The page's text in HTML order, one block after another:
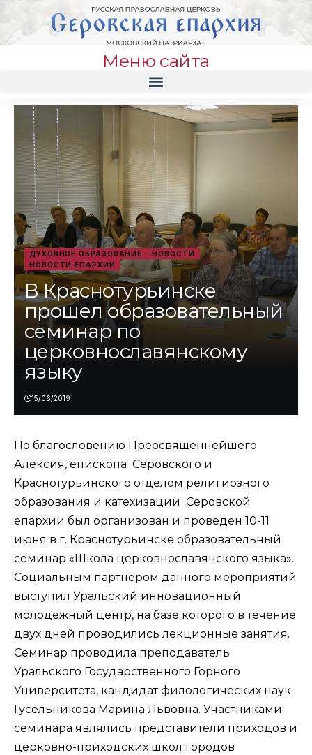
Меню сайта
ДУХОВНОЕ ОБРАЗОВАНИЕ
НОВОСТИ
НОВОСТИ ЕПАРХИИ
В Краснотурьинске
прошел образовательный
семинар по
церковнославянскому
языку
15/06/2019
По благословению Преосвященнейшего
Алексия, епископа Серовского и
Краснотурьинского отделом религиозного
образования и катехизации Серовской
епархии был организован и проведен 10-11
июня в г. Краснотурьинске образовательный
семинар «Школа церковнославянского языка».
Социальным партнером данного мероприятий
выступил Уральский инновационный
молодежный центр, на базе которого в течение
двух дней проводились лекционные занятия.
Семинар проводила преподаватель
Уральского Государственного Горного
Университета, кандидат филологических наук
Гусельникова Марина Львовна. Участниками
семинара являлись представители приходов и
церковно-приходских школ городов